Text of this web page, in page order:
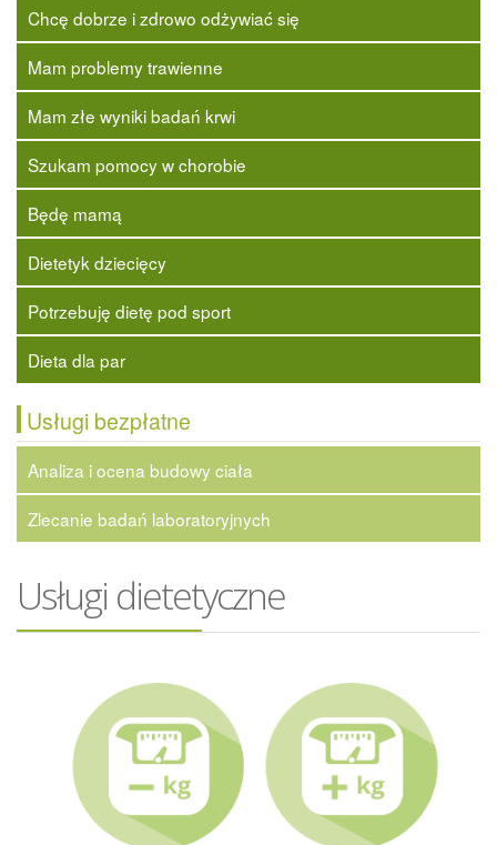
Chcę dobrze i zdrowo odżywiać się
Mam problemy trawienne
Mam złe wyniki badań krwi
Szukam pomocy w chorobie
Będę mamą
Dietetyk dziecięcy
Potrzebuję dietę pod sport
Dieta dla par
Usługi bezpłatne
Analiza i ocena budowy ciała
Zlecanie badań laboratoryjnych
Usługi dietetyczne